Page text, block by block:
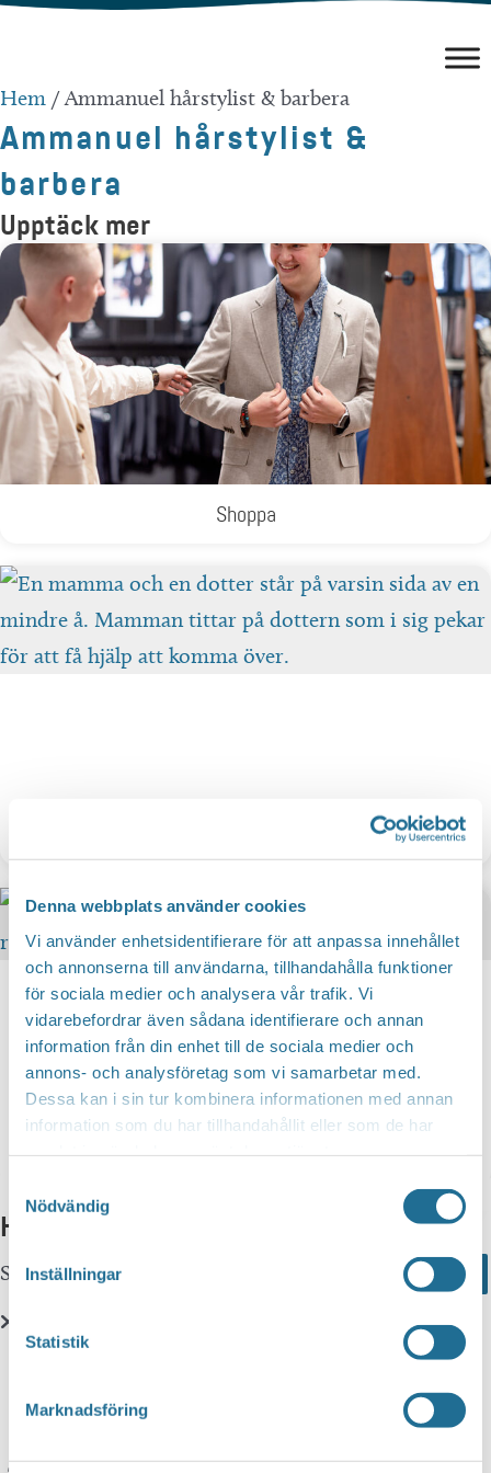
Denna webbplats använder cookies
Vi använder enhetsidentifierare för att anpassa innehållet
och annonserna till användarna, tillhandahålla funktioner
för sociala medier och analysera vår trafik. Vi
vidarebefordrar även sådana identifierare och annan
information från din enhet till de sociala medier och
annons- och analysföretag som vi samarbetar med.
Dessa kan i sin tur kombinera informationen med annan
information som du har tillhandahållit eller som de har
Nödvändig
Inställningar
Statistik
Marknadsföring
Hoppa
innehåll
Hem /Ammanuel hårstylist & barbera
Ammanuel hårstylist &
barbera
Upptäck mer
Shoppa
Äta & Dricka
Hittar du inte vad du söker?
Sök här... Search